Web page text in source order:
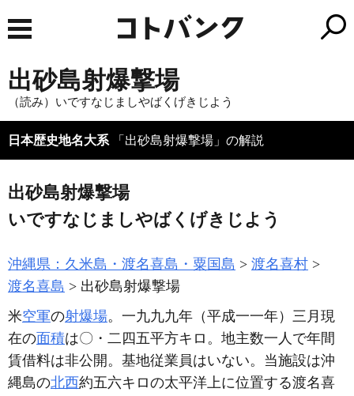
出砂島射爆撃場
（読み）いですなじましやばくげきじよう
日本歴史地名大系 「出砂島射爆撃場」の解説
出砂島射爆撃場
いですなじましやばくげきじよう
沖縄県：久米島・渡名喜島・粟国島
渡名喜村
渡名喜島
出砂島射爆撃場
米空軍の射爆場。一九九九年 （平成一一年） 三月現
在の面積は〇・二四五平方キロ。地主数一人で年間
賃借料は非公開。基地従業員はいない。当施設は沖
縄島の北西約五六キロの太平洋上に位置する渡名喜